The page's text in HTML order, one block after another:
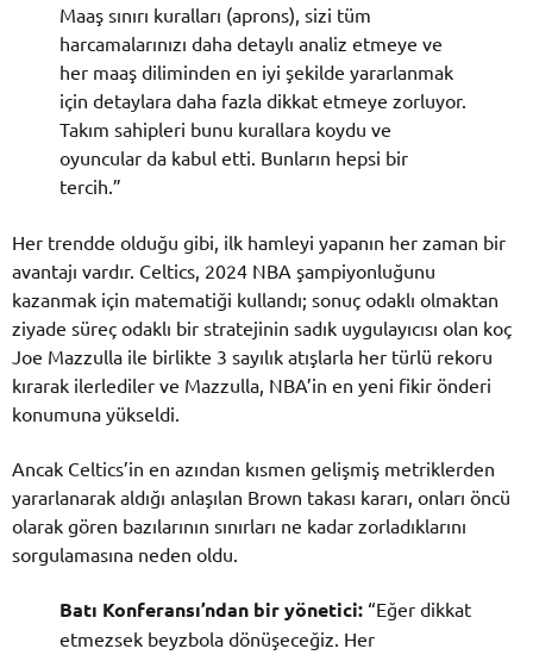
Maaş sınırı kuralları (aprons), sizi tüm
harcamalarınızı daha detaylı analiz etmeye ve
her maaş diliminden en iyi şekilde yararlanmak
için detaylara daha fazla dikkat etmeye zorluyor.
Takım sahipleri bunu kurallara koydu ve
oyuncular da kabul etti. Bunların hepsi bir
tercih.”
Her trendde olduğu gibi, ilk hamleyi yapanın her zaman bir
avantajı vardır. Celtics, 2024 NBA şampiyonluğunu
kazanmak için matematiği kullandı; sonuç odaklı olmaktan
ziyade süreç odaklı bir stratejinin sadık uygulayıcısı olan koç
Joe Mazzulla ile birlikte 3 sayılık atışlarla her türlü rekoru
kırarak ilerlediler ve Mazzulla, NBA’in en yeni fikir önderi
konumuna yükseldi.
Ancak Celtics’in en azından kısmen gelişmiş metriklerden
yararlanarak aldığı anlaşılan Brown takası kararı, onları öncü
olarak gören bazılarının sınırları ne kadar zorladıklarını
sorgulamasına neden oldu.
Batı Konferansı’ndan bir yönetici: “Eğer dikkat
etmezsek beyzbola dönüşeceğiz. Her